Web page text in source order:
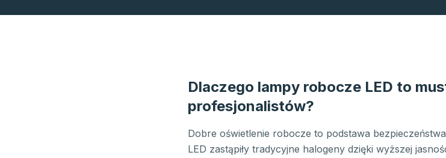
Dlaczego lampy robocze LED to
profesjonalistów?
Dobre oświetlenie robocze to podstawa
LED zastąpiły tradycyjne halogeny dzięki wyższej